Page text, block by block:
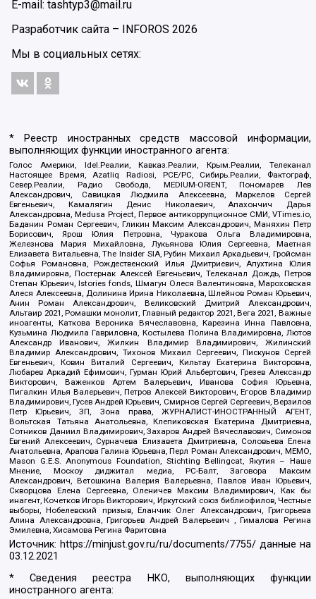
E-mail: tashtyp3@mail.ru
Разработчик сайта –
INFOROS 2026
Мы в социальных сетях:
* Реестр иностранных средств массовой информации,
выполняющих функции иностранного агента:
Голос Америки, Idel.Реалии, Кавказ.Реалии, Крым.Реалии, Телеканал
Настоящее Время, Azatliq Radiosi, PCE/PC, Сибирь.Реалии, Фактограф,
Север.Реалии, Радио Свобода, MEDIUM-ORIENT, Пономарев Лев
Александрович, Савицкая Людмила Алексеевна, Маркелов Сергей
Евгеньевич, Камалягин Денис Николаевич, Апахончич Дарья
Александровна, Medusa Project, Первое антикоррупционное СМИ, VTimes.io,
Баданин Роман Сергеевич, Гликин Максим Александрович, Маняхин Петр
Борисович, Ярош Юлия Петровна, Чуракова Ольга Владимировна,
Железнова Мария Михайловна, Лукьянова Юлия Сергеевна, Маетная
Елизавета Витальевна, The Insider SIA, Рубин Михаил Аркадьевич, Гройсман
Софья Романовна, Рождественский Илья Дмитриевич, Апухтина Юлия
Владимировна, Постернак Алексей Евгеньевич, Телеканал Дождь, Петров
Степан Юрьевич, Istories fonds, Шмагун Олеся Валентиновна, Мароховская
Алеся Алексеевна, Долинина Ирина Николаевна, Шлейнов Роман Юрьевич,
Анин Роман Александрович, Великовский Дмитрий Александрович,
Альтаир 2021, Ромашки монолит, Главный редактор 2021, Вега 2021, Важные
иноагенты, Каткова Вероника Вячеславовна, Карезина Инна Павловна,
Кузьмина Людмила Гавриловна, Костылева Полина Владимировна, Лютов
Александр Иванович, Жилкин Владимир Владимирович, Жилинский
Владимир Александрович, Тихонов Михаил Сергеевич, Пискунов Сергей
Евгеньевич, Ковин Виталий Сергеевич, Кильтау Екатерина Викторовна,
Любарев Аркадий Ефимович, Гурман Юрий Альбертович, Грезев Александр
Викторович, Важенков Артем Валерьевич, Иванова София Юрьевна,
Пигалкин Илья Валерьевич, Петров Алексей Викторович, Егоров Владимир
Владимирович, Гусев Андрей Юрьевич, Смирнов Сергей Сергеевич, Верзилов
Петр Юрьевич, ЗП, Зона права, ЖУРНАЛИСТ-ИНОСТРАННЫЙ АГЕНТ,
Вольтская Татьяна Анатольевна, Клепиковская Екатерина Дмитриевна,
Сотников Даниил Владимирович, Захаров Андрей Вячеславович, Симонов
Евгений Алексеевич, Сурначева Елизавета Дмитриевна, Соловьева Елена
Анатольевна, Арапова Галина Юрьевна, Перл Роман Александрович, МЕМО,
Mason G.E.S. Anonymous Foundation, Stichting Bellingcat, Якутия – Наше
Мнение, Москоу диджитал медиа, РС-Балт, Заговора Максим
Александрович, Ветошкина Валерия Валерьевна, Павлов Иван Юрьевич,
Скворцова Елена Сергеевна, Оленичев Максим Владимирович, Как бы
инагент, Кочетков Игорь Викторович, Иркутский союз библиофилов, Честные
выборы, Нобелевский призыв, Еланчик Олег Александрович, Григорьева
Алина Александровна, Григорьев Андрей Валерьевич , Гималова Регина
Эмилевна, Хисамова Регина Фаритовна
Источник: https://minjust.gov.ru/ru/documents/7755/ данные на
03.12.2021
* Сведения реестра НКО, выполняющих функции
иностранного агента: